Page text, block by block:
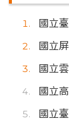
國立
國立
國立
國立
國立